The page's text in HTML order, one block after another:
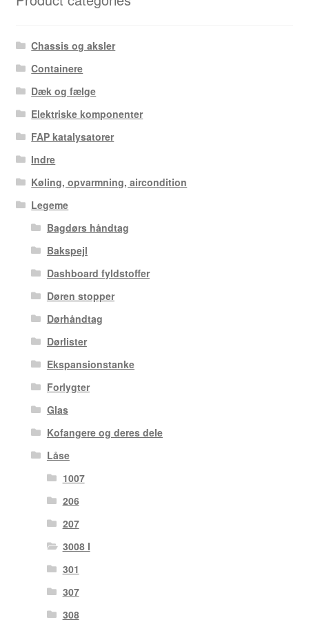
Chassis og aksler
Containere
Dæk og fælge
Elektriske komponenter
FAP katalysatorer
Indre
Køling, opvarmning, aircondition
Legeme
Bagdørs håndtag
Bakspejl
Dashboard fyldstoffer
Døren stopper
Dørhåndtag
Dørlister
Ekspansionstanke
Forlygter
Glas
Kofangere og deres dele
Låse
1007
206
207
3008 I
301
307
308